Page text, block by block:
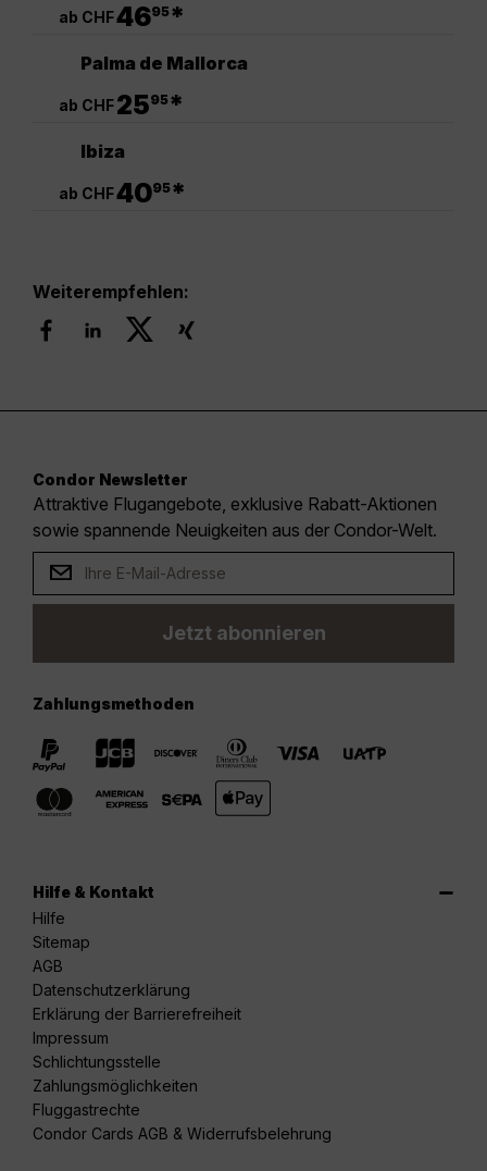
ab CHF4695*
Palma de Mallorca
ab CHF2595*
Ibiza
ab CHF4095*
Weiterempfehlen:
Condor Newsletter
Attraktive Flugangebote, exklusive Rabatt-Aktionen
sowie spannende Neuigkeiten aus der Condor-Welt.
Jetzt abonnieren
Zahlungsmethoden
Hilfe & Kontakt
Hilfe
Sitemap
AGB
Datenschutzerklärung
Erklärung der Barrierefreiheit
Impressum
Schlichtungsstelle
Zahlungsmöglichkeiten
Fluggastrechte
Condor Cards AGB & Widerrufsbelehrung